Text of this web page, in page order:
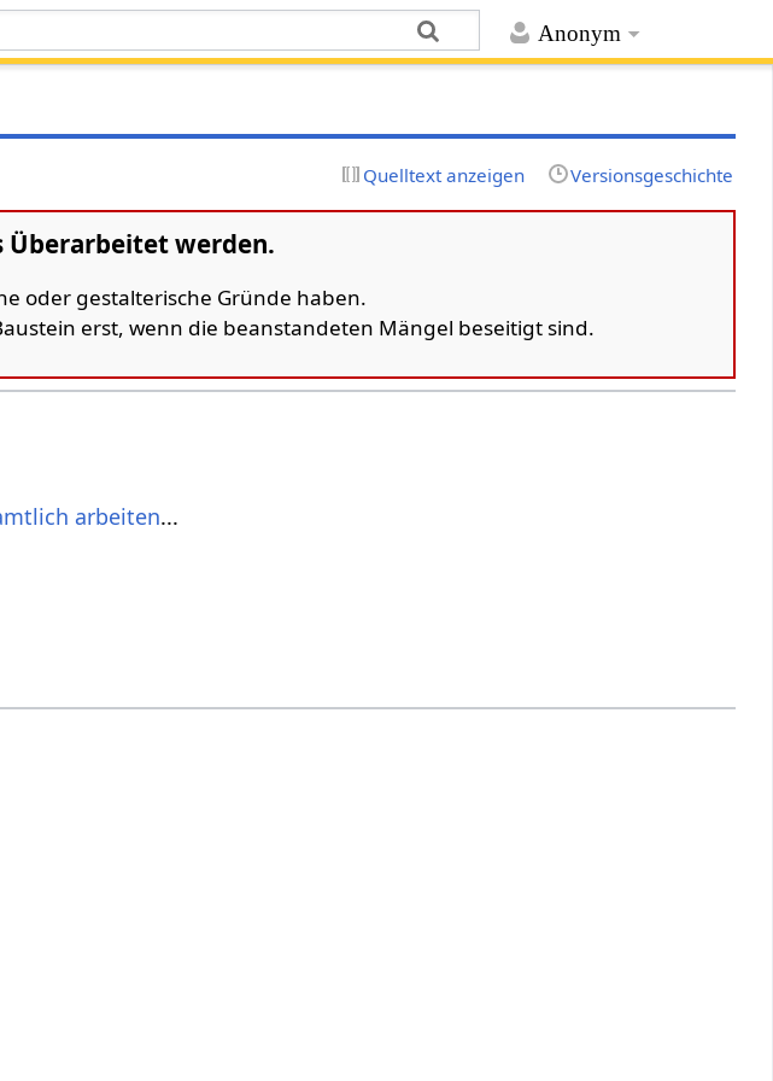
Anonym
Quelltext anzeigen Versionsgeschichte
Überarbeitet werden.
oder gestalterische Gründe haben.
erst, wenn die beanstandeten Mängel beseitigt sind.
arbeiten...